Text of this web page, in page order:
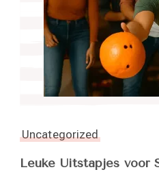
Uncategorized
Leuke Uitstapjes voor